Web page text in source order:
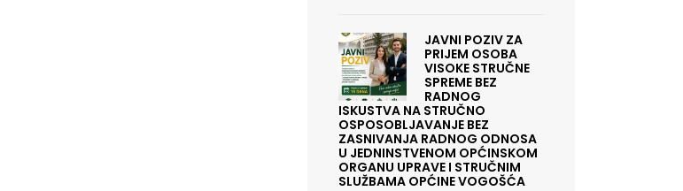
JAVNI POZIV ZA
PRIJEM OSOBA
VISOKE STRUČNE
SPREME BEZ
RADNOG
ISKUSTVA NA STRUČNO
OSPOSOBLJAVANJE BEZ
ZASNIVANJA RADNOG ODNOSA
U JEDNINSTVENOM OPĆINSKOM
ORGANU UPRAVE I STRUČNIM
SLUŽBAMA OPĆINE VOGOŠĆA